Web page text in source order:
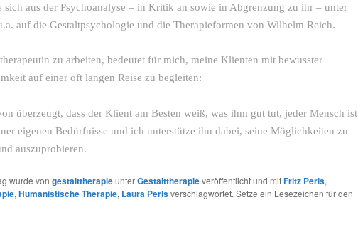
sich aus der Psychoanalyse – in Kritik an sowie in Abgrenzung zu ihr – unter
auf die Gestaltpsychologie und die Therapieformen von Wilhelm Reich.
zu arbeiten, bedeutet für mich, meine Klienten mit bewusster
auf einer oft langen Reise zu begleiten:
überzeugt, dass der Klient am Besten weiß, was ihm gut tut, jeder Mensch ist
eigenen Bedürfnisse und ich unterstütze ihn dabei, seine Möglichkeiten zu
auszuprobieren.
wurde von gestalttherapieunterGestalttherapieveröffentlicht und mitFritz Perls,
, Humanistische Therapie, Laura Perlsverschlagwortet. Setze ein Lesezeichen für den